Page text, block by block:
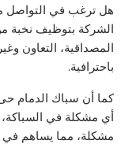
هل ترغب في التواصل
الشركة بتوظيف نخبة من
المصداقية، التعاون
باحترافية.
كما أن سباك الدمام
أي مشكلة في
مشكلة، مما يساهم في